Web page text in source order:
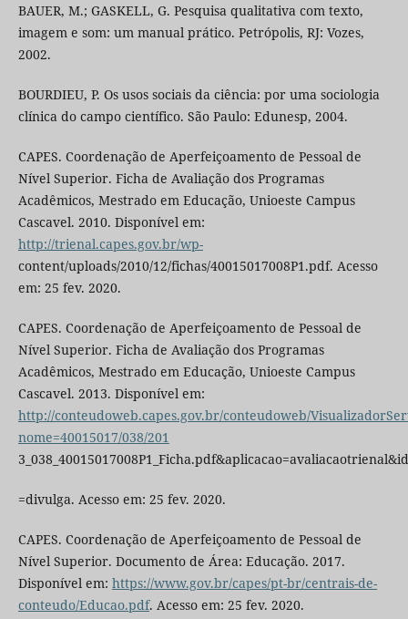
BAUER, M.; GASKELL, G. Pesquisa qualitativa com texto,
imagem e som: um manual prático. Petrópolis, RJ: Vozes,
2002.
BOURDIEU, P. Os usos sociais da ciência: por uma sociologia
clínica do campo científico. São Paulo: Edunesp, 2004.
CAPES. Coordenação de Aperfeiçoamento de Pessoal de
Nível Superior. Ficha de Avaliação dos Programas
Acadêmicos, Mestrado em Educação, Unioeste Campus
Cascavel. 2010. Disponível em:
http://trienal.capes.gov.br/wp-
content/uploads/2010/12/fichas/40015017008P1.pdf. Acesso
em: 25 fev. 2020.
CAPES. Coordenação de Aperfeiçoamento de Pessoal de
Nível Superior. Ficha de Avaliação dos Programas
Acadêmicos, Mestrado em Educação, Unioeste Campus
Cascavel. 2013. Disponível em:
http://conteudoweb.capes.gov.br/conteudoweb/
nome=40015017/038/201
=divulga. Acesso em: 25 fev. 2020.
CAPES. Coordenação de Aperfeiçoamento de Pessoal de
Nível Superior. Documento de Área: Educação. 2017.
Disponível em: https://www.gov.br/capes/pt-br/centrais-de-
conteudo/Educao.pdf. Acesso em: 25 fev. 2020.